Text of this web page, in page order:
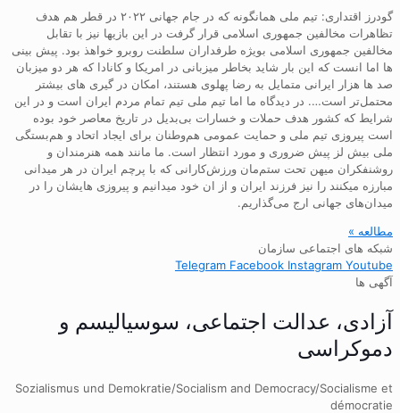
گودرز اقتداری: تیم ملی همانگونه که در جام جهانی ۲۰۲۲ در قطر هم هدف
تظاهرات مخالفین جمهوری اسلامی قرار گرفت در این بازیها نیز با تقابل
مخالفین جمهوری اسلامی بویژه طرفداران سلطنت روبرو خواهذ بود. پیش بینی
ها اما انست که این بار شاید بخاطر میزبانی در امریکا و کانادا که هر دو میزبان
صد ها هزار ایرانی متمایل به رضا پهلوی هستند، امکان در گیری های بیشتر
محتمل‌تر است…. در دیدگاه ما اما تیم ملی تیم تمام مردم ایران است و در این
شرایط که کشور هدف حملات و خسارات بی‌بدیل در تاریخ معاصر خود بوده
است پیروزی تیم ملی و حمایت عمومی هم‌وطنان برای ایجاد اتحاد و هم‌بستگی
ملی بیش لز پیش ضروری و مورد انتظار است. ما مانند همه هنرمندان و
روشنفکران میهن تحت ستم‌مان ورزش‌کارانی که با پرچم ایران در هر میدانی
مبارزه میکنند را نیز فرزند ایران و از ان خود میدانیم و پیروزی هایشان را در
میدان‌های جهانی ارج می‌گذاریم.
مطالعه »
شبکه های اجتماعی سازمان
Telegram Facebook Instagram Youtube
آگهی ها
آزادی، عدالت اجتماعی، سوسیالیسم و
دموکراسی
Sozialismus und Demokratie/Socialism and Democracy/Socialisme et
démocratie